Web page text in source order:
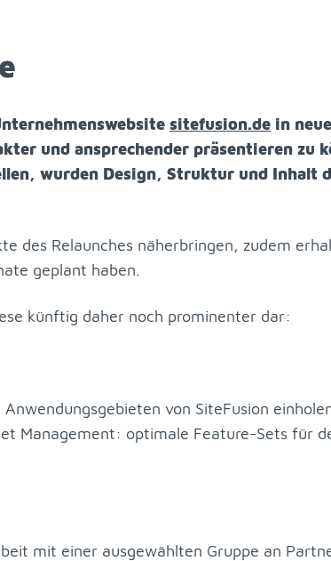
site­fu­si­on.de in
und an­spre­chen­der prä­sen­tie­ren zu
wur­den De­sign, Struk­tur und In­halt
des Re­laun­ches nä­her­brin­gen, zu­dem
ge­plant ha­ben.
künf­tig da­her noch pro­mi­nen­ter dar:
von Site­Fu­si­on
Ma­nage­ment: op­ti­ma­le Fea­ture-Sets für
mit ei­ner aus­ge­wähl­ten Grup­pe an